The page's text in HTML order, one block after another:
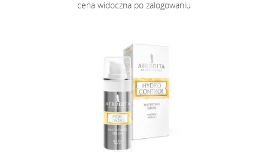
cena widoczna po zalogowaniu